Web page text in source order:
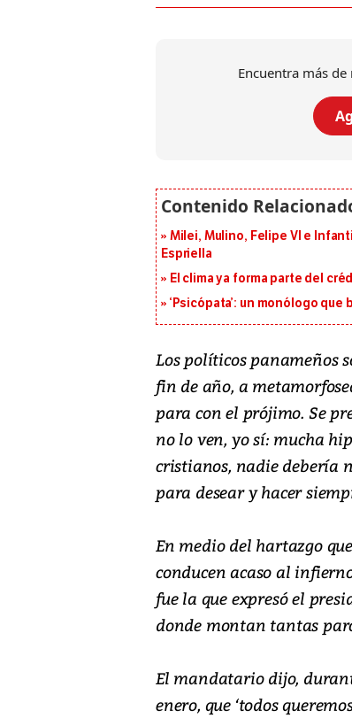
Encuentra más
Milei, Mulino, Felipe VI e
Espriella
El clima ya forma parte del
‘Psicópata’: un monólogo
Los políticos panameños
fin de año, a
para con el prójimo. Se
no lo ven, yo sí: mucha
cristianos, nadie debería
para desear y hacer
En medio del hartazgo
conducen acaso al
fue la que expresó el
donde montan tantas
El mandatario dijo,
enero, que ‘todos